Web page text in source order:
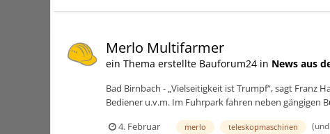
Merlo Multifarmer
ein Thema erstellte Bauforum24 in News aus
Bad Birnbach - „Vielseitigkeit ist Trumpf“, sagt
Bediener u.v.m. Im Fuhrpark fahren neben gängigen
4. Februar
merlo teleskopmaschinen